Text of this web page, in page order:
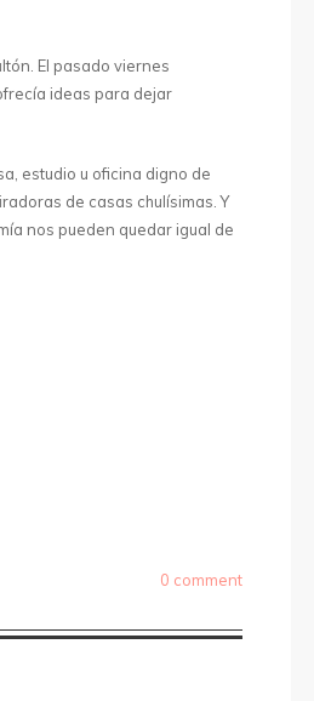
El pasado viernes
ideas para dejar
estudio u oficina digno de
de casas chulísimas. Y
nos pueden quedar igual de
0 comment